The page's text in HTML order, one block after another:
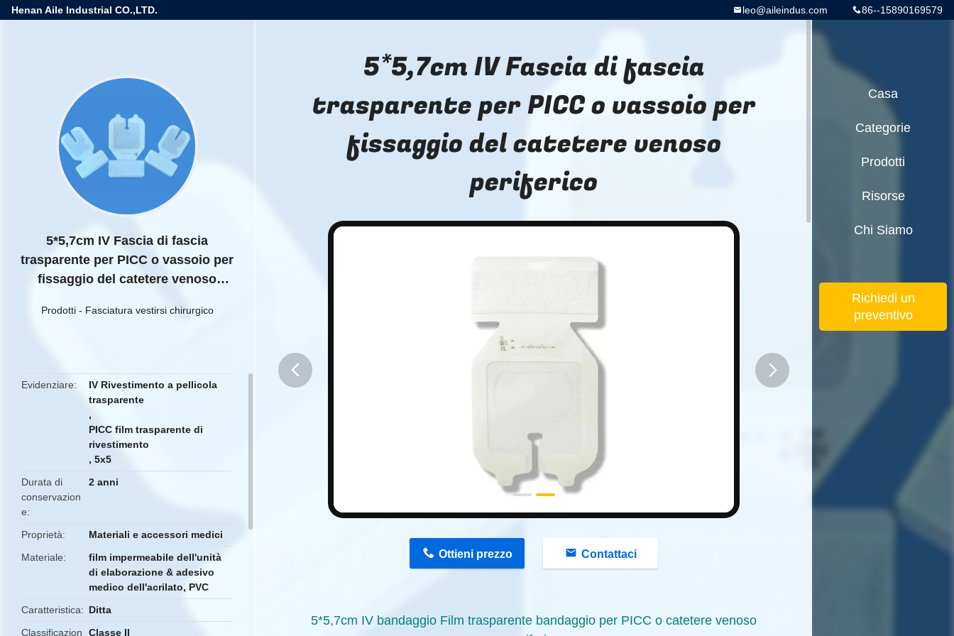
Henan Aile Industrial CO.,LTD. 86--15890169579
leo@aileindus.com
5*5,7cm IV Fascia di fascia
trasparente per PICC o vassoio per
fissaggio del catetere venoso
Prodotti- Fasciatura vestirsi chirurgico
Evidenziare
IV Rivestimento a pellicola
trasparente
,
PICC film trasparente di
rivestimento
,5x5
Durata di
conservazion
e
2 anni
Proprietà
Materiali e accessori medici
Materiale
film impermeabile dell'unità
di elaborazione & adesivo
medico dell'acrilato, PVC
Caratteristica
Ditta
Classificazion
Classe II
5*5,7cm IV Fascia di fascia
trasparente per PICC o vassoio per
fissaggio del catetere venoso
periferico
Ottieni prezzo Contattaci
5*5,7cm IV bandaggio Film trasparente bandaggio per PICC o catetere venoso
Casa
Categorie
Prodotti
Risorse
Chi Siamo
Richiedi un
preventivo